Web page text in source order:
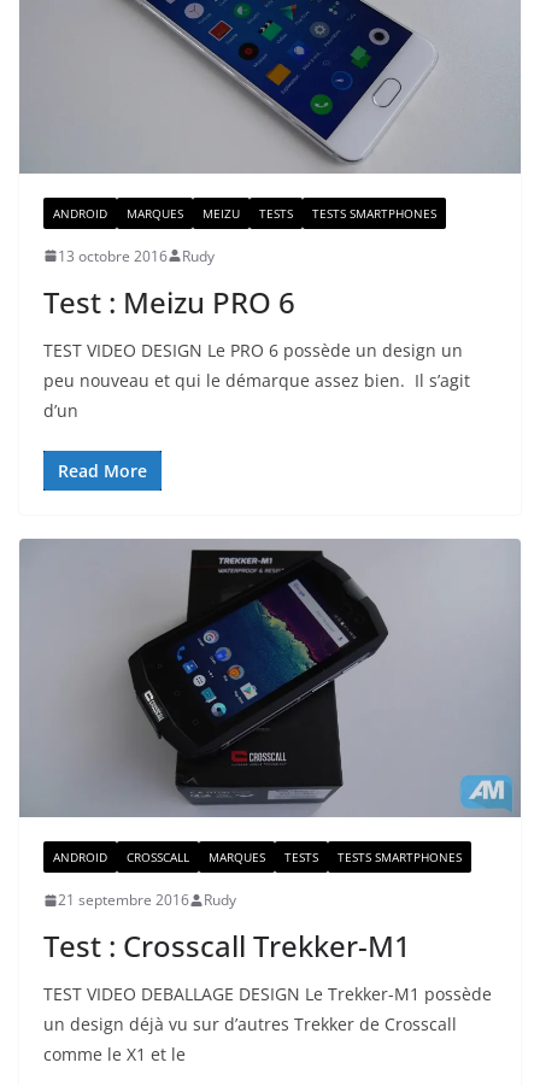
ANDROID MARQUES MEIZU TESTS TESTS SMARTPHONES
13 octobre 2016 Rudy
Test : Meizu PRO 6
TEST VIDEO DESIGN Le PRO 6 possède un design un
peu nouveau et qui le démarque assez bien. Il s’agit
d’un
Read More
ANDROID CROSSCALL MARQUES TESTS TESTS SMARTPHONES
21 septembre 2016 Rudy
Test : Crosscall Trekker-M1
TEST VIDEO DEBALLAGE DESIGN Le Trekker-M1 possède
un design déjà vu sur d’autres Trekker de Crosscall
comme le X1 et le